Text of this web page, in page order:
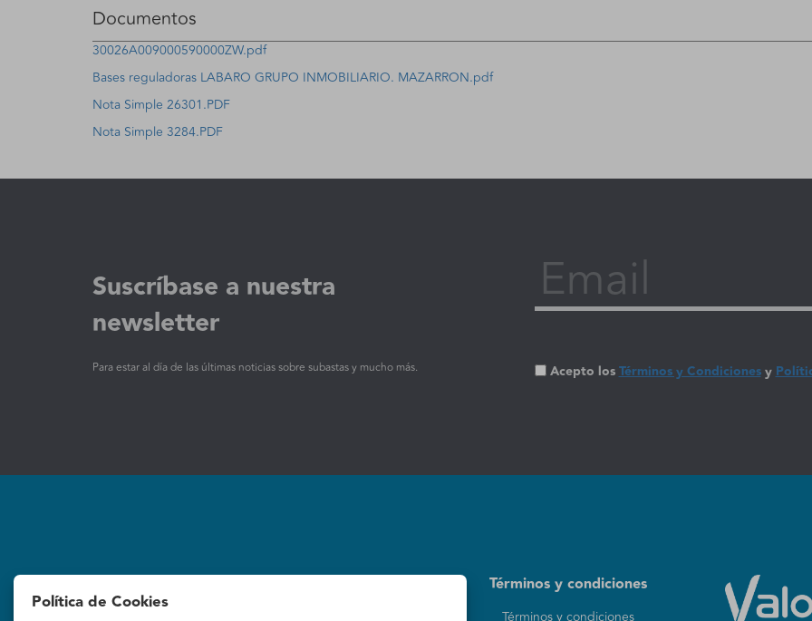
Documentos
30026A009000590000ZW.pdf
Bases reguladoras LABARO GRUPO INMOBILIARIO. MAZARRON.pdf
Nota Simple 26301.PDF
Nota Simple 3284.PDF
Suscríbase a nuestra
newsletter
Para estar al día de las últimas noticias sobre subastas y mucho más.
Email
Acepto losTérminos y Condicionesy
Términos y condiciones
Términos y condiciones
Política de Cookies